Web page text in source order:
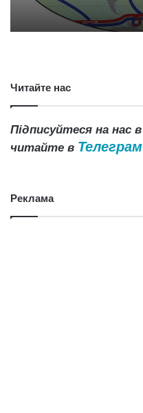
Читайте нас
Підписуйтеся на нас в
читайте в Телеграм
Реклама